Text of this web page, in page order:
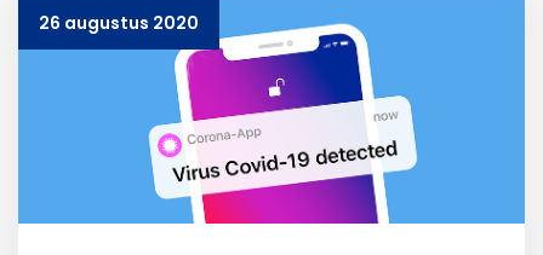
26 augustus 2020